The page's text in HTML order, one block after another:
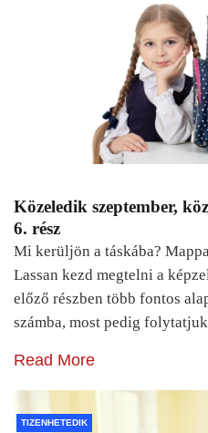
Közeledik szeptember,
6. rész
Mi kerüljön a táskába?
Lassan kezd megtelni a
előző részben több fontos
számba, most pedig
Read More
TIZENHETEDIK